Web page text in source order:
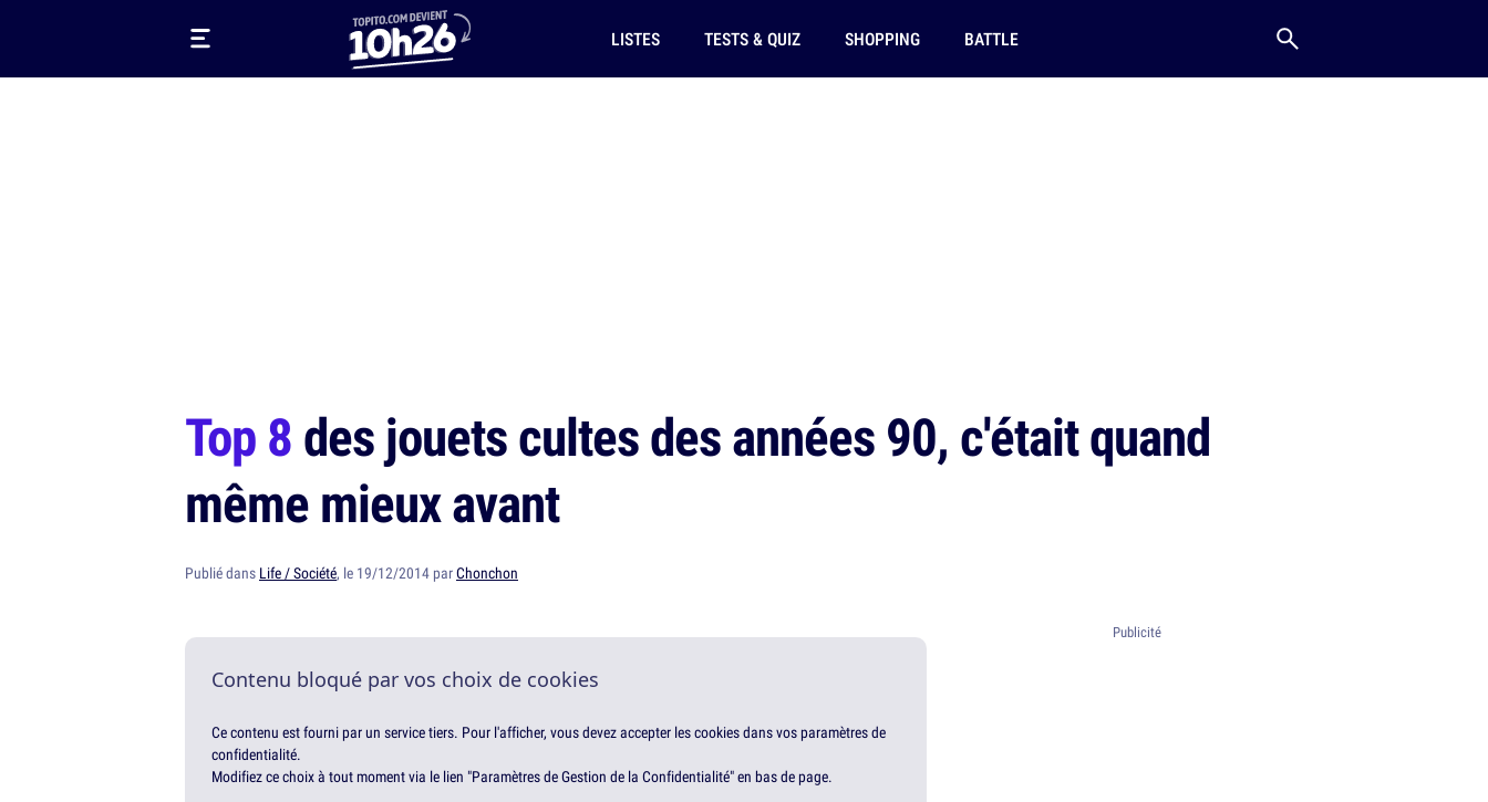
LISTES TESTS & QUIZ SHOPPING BATTLE
Top 8des jouets cultes des années 90, c'était quand
même mieux avant
Publié dans Life / Société, le 19/12/2014 parChonchon
Contenu bloqué par vos choix de cookies
Ce contenu est fourni par un service tiers. Pour l'afficher, vous devez accepter les cookies dans vos paramètres de
confidentialité.
Modifiez ce choix à tout moment via le lien "Paramètres de Gestion de la Confidentialité" en bas de page.